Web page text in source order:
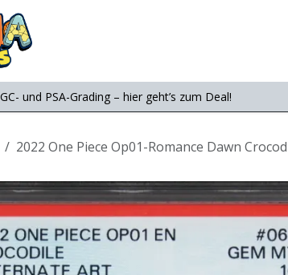
und PSA-Grading – hier geht’s zum Deal!
2022 One Piece Op01-Romance Dawn